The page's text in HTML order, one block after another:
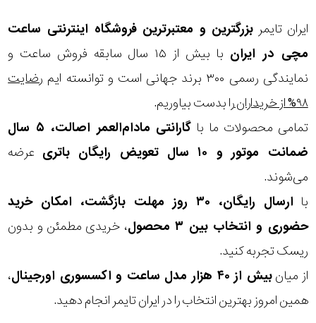
ایران تایمر بزرگترین و معتبرترین فروشگاه اینترنتی ساعت
مچی در ایران
با بیش از ۱۵ سال سابقه فروش ساعت و
نمایندگی رسمی ۳۰۰ برند جهانی است و توانسته ایم
رضایت
۹۸% از خریداران
را بدست بیاوریم.
تمامی محصولات ما با
گارانتی مادام‌العمر اصالت، ۵ سال
ضمانت موتور و ۱۰ سال تعویض رایگان باتری
عرضه
می‌شوند.
با
ارسال رایگان، ۳۰ روز مهلت بازگشت، امکان خرید
حضوری و انتخاب بین ۳ محصول
، خریدی مطمئن و بدون
ریسک تجربه کنید.
از میانبیش از ۴۰ هزار مدل ساعت و اکسسوری اورجینال
،
همین امروز بهترین انتخاب را در ایران تایمر انجام دهید.